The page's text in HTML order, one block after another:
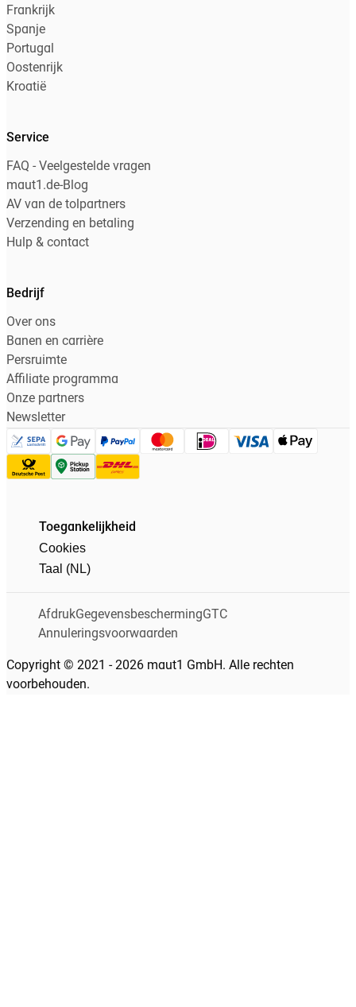
Frankrijk
Spanje
Portugal
Oostenrijk
Kroatië
Service
FAQ - Veelgestelde vragen
maut1.de-Blog
AV van de tolpartners
Verzending en betaling
Hulp & contact
Bedrijf
Over ons
Banen en carrière
Persruimte
Affiliate programma
Onze partners
Newsletter
Toegankelijkheid
Cookies
Taal (NL)
Copyright © 2021 - 2026 maut1 GmbH. Alle rechten
voorbehouden.
AfdrukGegevensbeschermingGTC
Annuleringsvoorwaarden